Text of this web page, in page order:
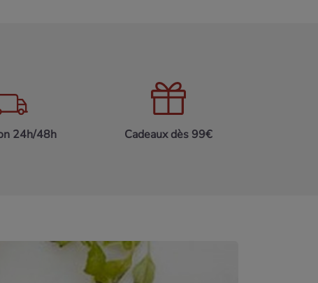
24h/48h Cadeaux dès 99€